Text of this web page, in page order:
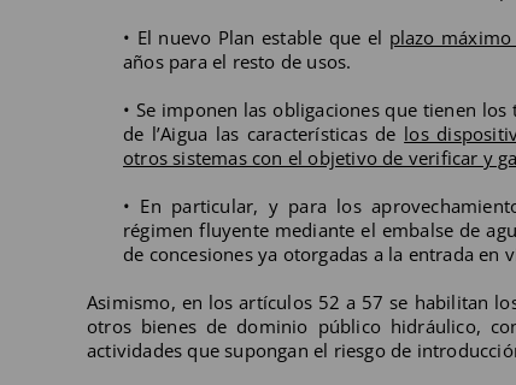
• El nuevo Plan estable que el plazo
años para el resto de usos.
• Se imponen las obligaciones que tienen
de l’Aigua las características de los
otros sistemas con el objetivo de verificar y
• En particular, y para los
régimen fluyente mediante el embalse de
de concesiones ya otorgadas a la entrada en
Asimismo, en los artículos 52 a 57 se habilitan
otros bienes de dominio público hidráulico,
actividades que supongan el riesgo de